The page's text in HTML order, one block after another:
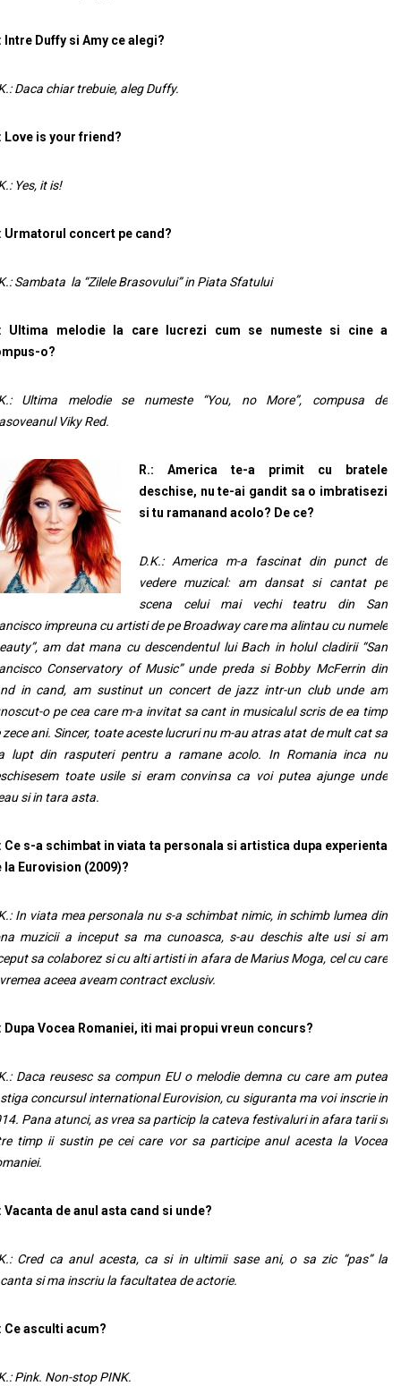
Intre Duffy si Amy ce alegi?
Daca chiar trebuie, aleg Duffy.
Love is your friend?
Yes, it is!
Urmatorul concert pe cand?
Sambata la “Zilele Brasovului” in Piata Sfatului
Ultima melodie la care lucrezi cum se numeste si cine a
o?
Ultima melodie se numeste “You, no More”, compusa de
Viky Red.
R.: America te-a primit cu bratele
deschise, nu te-ai gandit sa o im bratisezi
si tu ramanand acolo? De ce?
D.K.: America m-a fascinat din punct de
vedere muzical: am dansat si cantat pe
scena celui mai vechi teatru din San
impreuna cu artisti de pe Broadway care ma alintau cu numele
am dat mana cu descendentul lui Bach in holul cladirii “San
Conservatory of Music” unde preda si Bobby McFerrin din
in cand, am sustinut un concert de jazz intr-un club unde am
o pe cea care m-a invitat sa cant in musicalul scris de ea timp
zece ani. Sincer, toate aceste lucruri nu m-au atras atat de mult cat sa
lupt din rasputeri pentru a ramane acolo. In Romania inca nu
toate usile si eram convinsa ca voi putea ajunge unde
si in tara asta.
Ce s-a schimbat in viata ta personala si artistica dupa experienta
la Eurovision (2009)?
In viata mea personala nu s-a schimbat nimic, in schimb lumea din
muzicii a inceput sa ma cunoasca, s-au deschis alte usi si am
sa colaborez si cu alti artisti in afara de Marius Moga, cel cu care
aceea aveam contract exclusiv.
Dupa Vocea Romaniei, iti mai propui vreun concurs?
Daca reusesc sa compun EU o melodie demna cu care am putea
concursul international Eurovision, cu siguranta ma voi inscrie in
Pana atunci, as vrea sa particip la cateva festivaluri in afara tarii si
timp ii sustin pe cei care vor sa participe anul acesta la Vocea
Vacanta de anul asta cand si unde?
Cred ca anul acesta, ca si in ultimii sase ani, o sa zic “pas” la
si ma inscriu la facultatea de actorie.
Ce asculti acum?
Pink. Non-stop PINK.